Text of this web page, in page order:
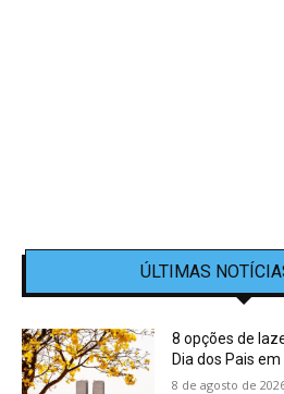
ÚLTIMAS
8 opções de
Dia dos Pais em
8 de agosto de